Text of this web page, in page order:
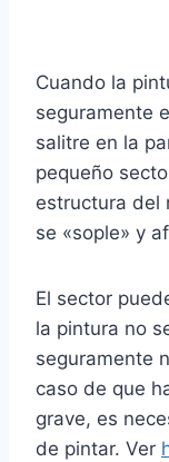
Cuando la
seguramente
salitre en la
pequeño
estructura del
se «sople» y
El sector
la pintura no
seguramente
caso de que
grave, es
de pintar. Ver